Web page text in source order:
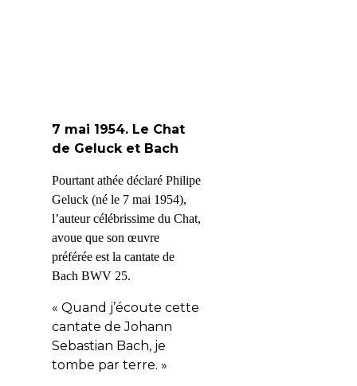
7 mai 1954. Le Chat
de Geluck et Bach
Pourtant athée déclaré Philipe
Geluck (né le 7 mai 1954),
l’auteur célébrissime du Chat,
avoue que son œuvre
préférée est la cantate de
Bach BWV 25.
« Quand j’écoute cette
cantate de Johann
Sebastian Bach, je
tombe par terre. »